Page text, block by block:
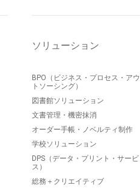
ソリューション
BPO（ビジネス・プロセス・アウ
トソーシング）
図書館ソリューション
文書管理・機密抹消
オーダー手帳・ノベルティ制作
学校ソリューション
DPS（データ・プリント・サービ
ス）
総務＋クリエイティブ